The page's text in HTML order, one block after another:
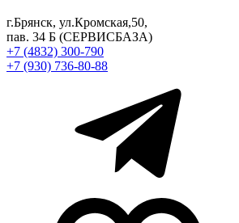
г.Брянск, ул.Кромская,50,
пав. 34 Б (СЕРВИСБАЗА)
+7 (4832) 300-790
+7 (930) 736-80-88